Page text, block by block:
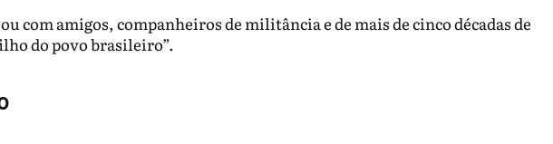
com amigos, companheiros de militância e de mais de cinco décadas de
do povo brasileiro”.